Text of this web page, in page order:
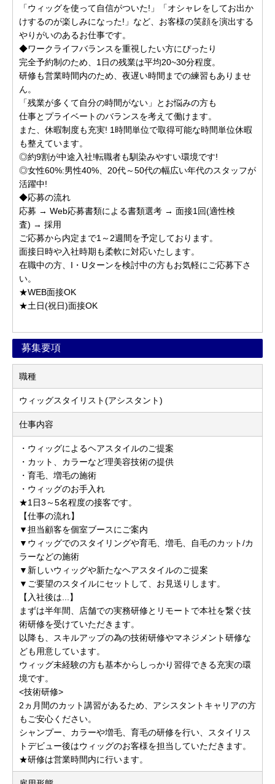
「ウィッグを使って自信がついた!」「オシャレをしてお出か
けするのが楽しみになった!」など、お客様の笑顔を演出する
やりがいのあるお仕事です。
◆ワークライフバランスを重視したい方にぴったり
完全予約制のため、1日の残業は平均20~30分程度。
研修も営業時間内のため、夜遅い時間までの練習もありませ
ん。
「残業が多くて自分の時間がない」とお悩みの方も
仕事とプライベートのバランスを考えて働けます。
また、休暇制度も充実! 1時間単位で取得可能な時間単位休暇
も整えています。
◎約9割が中途入社!転職者も馴染みやすい環境です!
◎女性60%:男性40%、20代～50代の幅広い年代のスタッフが
活躍中!
◆応募の流れ
応募 → Web応募書類による書類選考 → 面接1回(適性検
査) → 採用
ご応募から内定まで1～2週間を予定しております。
面接日時や入社時期も柔軟に対応いたします。
在職中の方、I・Uターンを検討中の方もお気軽にご応募下さ
い。
★WEB面接OK
★土日(祝日)面接OK
募集要項
職種
ウィッグスタイリスト(アシスタント)
仕事内容
・ウィッグによるヘアスタイルのご提案
・カット、カラーなど理美容技術の提供
・育毛、増毛の施術
・ウィッグのお手入れ
★1日3～5名程度の接客です。
【仕事の流れ】
▼担当顧客を個室ブースにご案内
▼ウィッグでのスタイリングや育毛、増毛、自毛のカット/カ
ラーなどの施術
▼新しいウィッグや新たなヘアスタイルのご提案
▼ご要望のスタイルにセットして、お見送りします。
【入社後は...】
まずは半年間、店舗での実務研修とリモートで本社を繋ぐ技
術研修を受けていただきます。
以降も、スキルアップの為の技術研修やマネジメント研修な
ども用意しています。
ウィッグ未経験の方も基本からしっかり習得できる充実の環
境です。
<技術研修>
2ヵ月間のカット講習があるため、アシスタントキャリアの方
もご安心ください。
シャンプー、カラーや増毛、育毛の研修を行い、スタイリス
トデビュー後はウィッグのお客様を担当していただきます。
★研修は営業時間内に行います。